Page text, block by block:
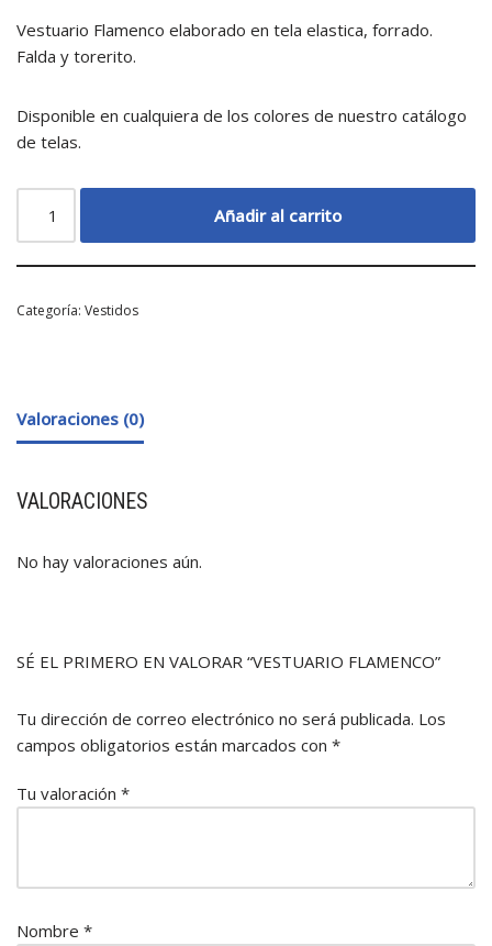
Vestuario Flamenco elaborado en tela elastica, forrado.
Falda y torerito.
Disponible en cualquiera de los colores de nuestro catálogo
de telas.
Añadir al carrito
Categoría: Vestidos
Valoraciones (0)
VALORACIONES
No hay valoraciones aún.
SÉ EL PRIMERO EN VALORAR “VESTUARIO FLAMENCO”
Tu dirección de correo electrónico no será publicada. Los
campos obligatorios están marcados con *
Tu valoración *
Nombre *